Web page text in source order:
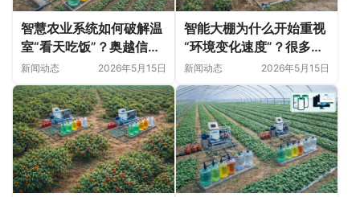
智慧农业系统如何破解温
室“看天吃饭”？奥越信科
技深耕甘肃日光温室的精
细化落地实践
新闻动态 2026年5月15日
智能大棚为什么开始重视
“环境变化速度”？很多农
业问题并非突然出现
新闻动态 2026年5月15日